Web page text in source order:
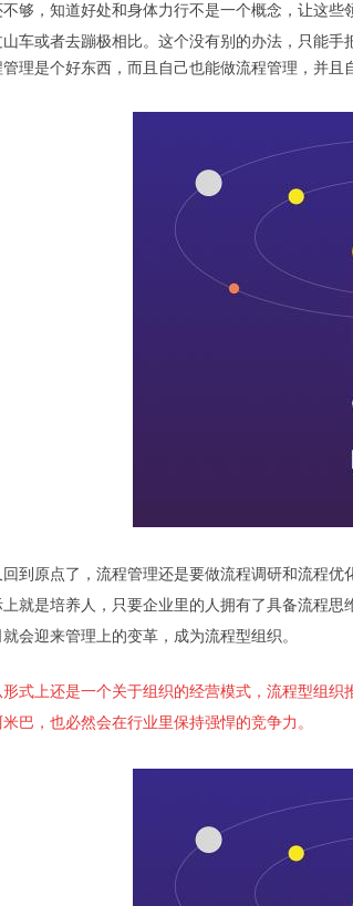
够，知道好处和身体力行不是一个概念，让这
车或者去蹦极相比。 这个没有别的办法，只能手
理是个好东西，而且自己也能做流程管理，并且
到原点了，流程管理还是要做流程调研和流程
就是培养人，只要企业里的人拥有了具备流程
会迎来管理上的变革，成为流程型组织。
式上还是一个关于组织的经营模式，流程型组
巴，也必然会在行业里保持强悍的竞争力。